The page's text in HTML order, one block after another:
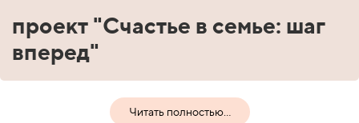
проект "Счастье в семье: шаг
вперед"
Читать полностью...